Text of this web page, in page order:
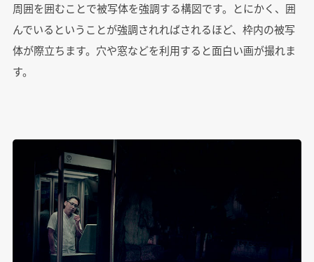
周囲を囲むことで被写体を強調する構図です。とにかく、囲
んでいるということが強調されればされるほど、枠内の被写
体が際立ちます。穴や窓などを利用すると面白い画が撮れま
す。